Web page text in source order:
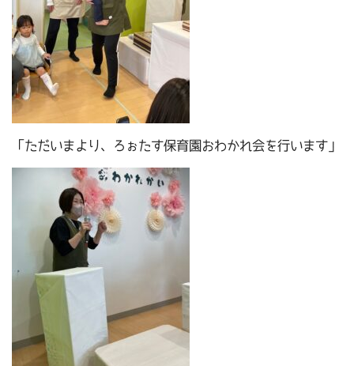
「ただいまより、ろぉたす保育園おわかれ会を行います」